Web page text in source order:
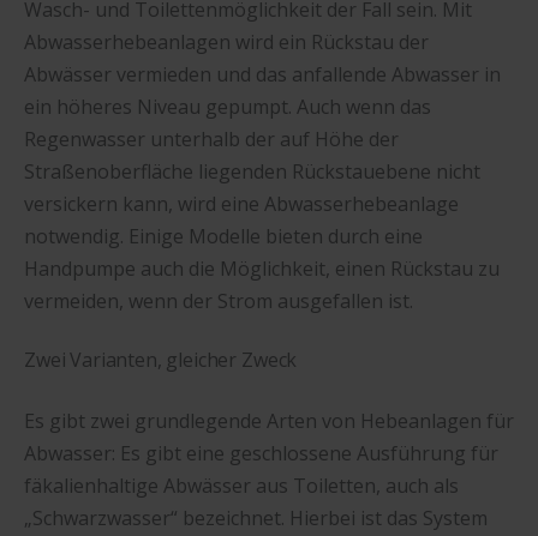
Wasch- und Toilettenmöglichkeit der Fall sein. Mit
Abwasserhebeanlagen wird ein Rückstau der
Abwässer vermieden und das anfallende Abwasser in
ein höheres Niveau gepumpt. Auch wenn das
Regenwasser unterhalb der auf Höhe der
Straßenoberfläche liegenden Rückstauebene nicht
versickern kann, wird eine Abwasserhebeanlage
notwendig. Einige Modelle bieten durch eine
Handpumpe auch die Möglichkeit, einen Rückstau zu
vermeiden, wenn der Strom ausgefallen ist.
Zwei Varianten, gleicher Zweck
Es gibt zwei grundlegende Arten von Hebeanlagen für
Abwasser: Es gibt eine geschlossene Ausführung für
fäkalienhaltige Abwässer aus Toiletten, auch als
„Schwarzwasser“ bezeichnet. Hierbei ist das System